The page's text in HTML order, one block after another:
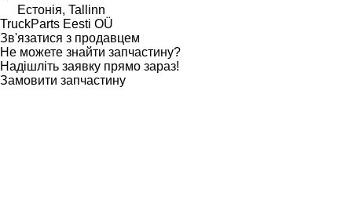
Естонія, Tallinn
TruckParts Eesti OÜ
Зв'язатися з продавцем
Не можете знайти запчастину?
Надішліть заявку прямо зараз!
Замовити запчастину